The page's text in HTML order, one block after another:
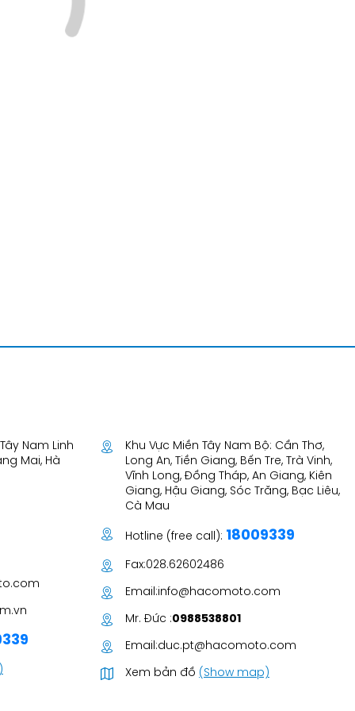
Tây Nam Linh
Mai, Hà
Khu Vực Miền Tây Nam Bộ: Cần Thơ,
Long An, Tiền Giang, Bến Tre, Trà Vinh,
Vĩnh Long, Đồng Tháp, An Giang, Kiên
Giang, Hậu Giang, Sóc Trăng, Bạc Liêu,
Cà Mau
Hotline (free call): 18009339
Fax:028.62602486
Email:info@hacomoto.com
Mr. Đức :0988538801
Email:duc.pt@hacomoto.com
Xem bản đồ (Show map)